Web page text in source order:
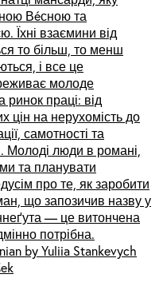
Вéсною та
Їхні взаємини від
то більш, то менш
і все це
молоде
праці: від
цін на нерухомість до
самотності та
Молоді люди в романі,
та планувати
про те, як заробити
що запозичив назву у
— це витончена
потрібна.
by Yuliia Stankevych